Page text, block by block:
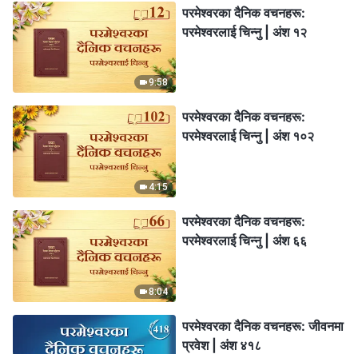
9:58
परमेश्‍वरका दैनिक वचनहरू:
परमेश्‍वरलाई चिन्‍नु | अंश १२
4:15
परमेश्‍वरका दैनिक वचनहरू:
परमेश्‍वरलाई चिन्‍नु | अंश १०२
8:04
परमेश्‍वरका दैनिक वचनहरू:
परमेश्‍वरलाई चिन्‍नु | अंश ६६
परमेश्‍वरका दैनिक वचनहरू: जीवनमा
प्रवेश | अंश ४१८